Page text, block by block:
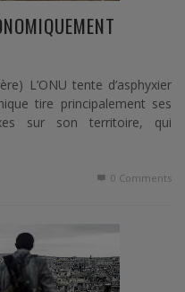
L’ONU tente d’asphyxier
tire principalement ses
sur son territoire, qui
0 Comments